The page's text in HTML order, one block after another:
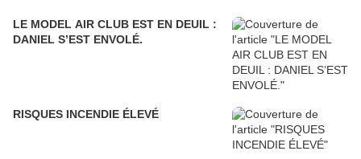
LE MODEL AIR CLUB EST EN DEUIL :
DANIEL S’EST ENVOLÉ.
RISQUES INCENDIE ÉLEVÉ